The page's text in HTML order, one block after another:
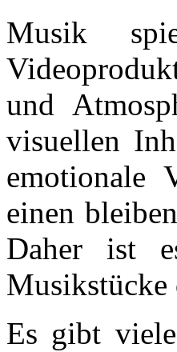
Musik
und
visuellen
emotionale
einen
Daher ist
Musikstücke
Es gibt